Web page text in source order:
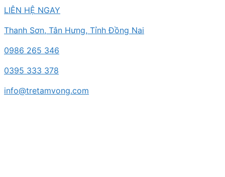
Chuyển
nội
dung
LIÊN HỆ NGAY
Thanh Sơn, Tân Hưng, Tỉnh Đồng Nai
0986 265 346
0395 333 378
info@tretamvong.com